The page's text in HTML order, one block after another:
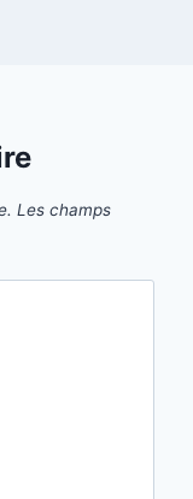
Les champs